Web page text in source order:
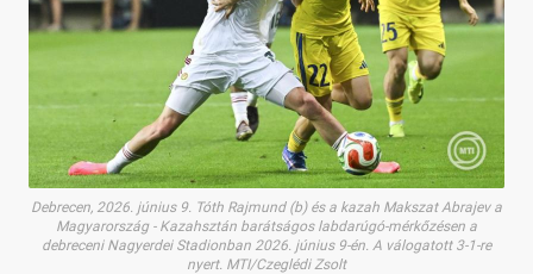
Debrecen, 2026. június 9. Tóth Rajmund (b) és a kazah Makszat Abrajev a
Magyarország - Kazahsztán barátságos labdarúgó-mérkőzésen a
debreceni Nagyerdei Stadionban 2026. június 9-én. A válogatott 3-1-re
nyert. MTI/Czeglédi Zsolt